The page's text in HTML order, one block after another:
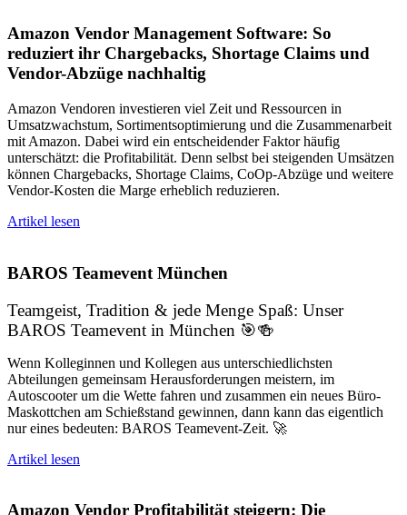
Amazon Vendor Management Software: So
reduziert ihr Chargebacks, Shortage Claims und
Vendor-Abzüge nachhaltig
Amazon Vendoren investieren viel Zeit und Ressourcen in
Umsatzwachstum, Sortimentsoptimierung und die Zusammenarbeit
mit Amazon. Dabei wird ein entscheidender Faktor häufig
unterschätzt: die Profitabilität. Denn selbst bei steigenden Umsätzen
können Chargebacks, Shortage Claims, CoOp-Abzüge und weitere
Vendor-Kosten die Marge erheblich reduzieren.
Artikel lesen
BAROS Teamevent München
Teamgeist, Tradition & jede Menge Spaß: Unser
BAROS Teamevent in München 🎯🍻
Wenn Kolleginnen und Kollegen aus unterschiedlichsten
Abteilungen gemeinsam Herausforderungen meistern, im
Autoscooter um die Wette fahren und zusammen ein neues Büro-
Maskottchen am Schießstand gewinnen, dann kann das eigentlich
nur eines bedeuten: BAROS Teamevent-Zeit. 🚀
Artikel lesen
Amazon Vendor Profitabilität steigern: Die